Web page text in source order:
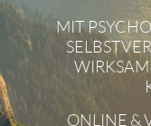
MIT
ONLINE &